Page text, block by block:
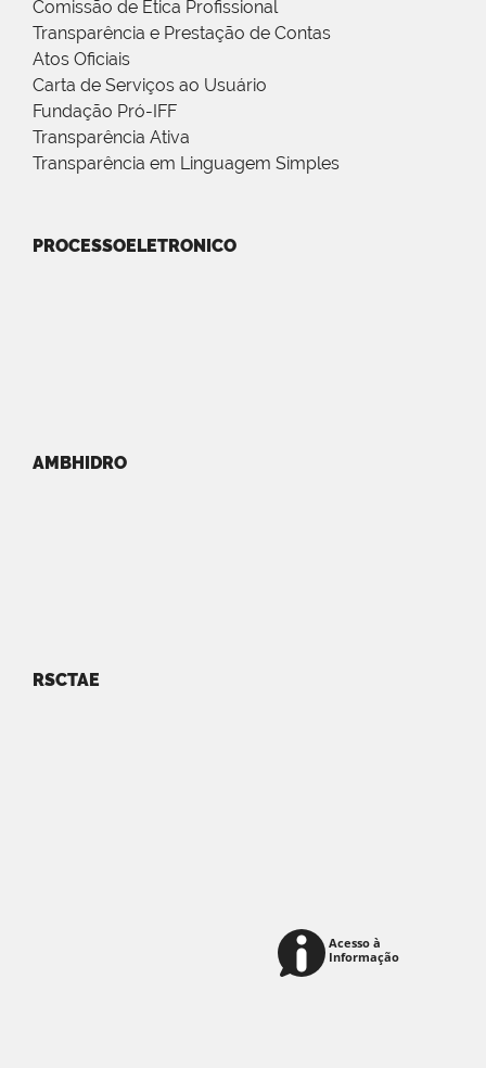
Comissão de Ética Profissional
Transparência e Prestação de Contas
Atos Oficiais
Carta de Serviços ao Usuário
Fundação Pró-IFF
Transparência Ativa
Transparência em Linguagem Simples
PROCESSOELETRONICO
AMBHIDRO
RSCTAE